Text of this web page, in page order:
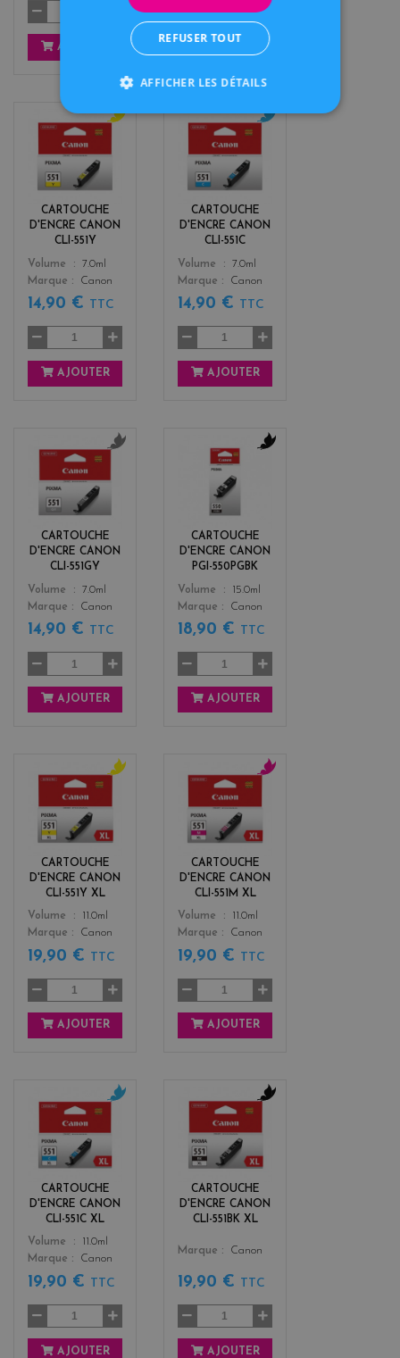
AJOUTER
CARTOUCHE
D'ENCRE CANON
CLI-551Y
Color
e
o
w
Volume
7.0ml
Marque
Canon
14,90 € TTC
AJOUTER
CARTOUCHE
D'ENCRE CANON
CLI-551C
Color
y
Volume
7.0ml
Marque
Canon
14,90 € TTC
AJOUTER
CARTOUCHE
D'ENCRE CANON
CLI-551GY
Color
r
Volume
7.0ml
Marque
Canon
14,90 € TTC
AJOUTER
CARTOUCHE
D'ENCRE CANON
PGI-550PGBK
Color
k
Volume
15.0ml
Marque
Canon
18,90 € TTC
AJOUTER
CARTOUCHE
D'ENCRE CANON
CLI-551Y XL
Color
e
l
o
w
Volume
11.0ml
Marque
Canon
19,90 € TTC
AJOUTER
CARTOUCHE
D'ENCRE CANON
CLI-551M XL
Color
a
e
n
t
Volume
11.0ml
Marque
Canon
19,90 € TTC
AJOUTER
CARTOUCHE
D'ENCRE CANON
CLI-551C XL
Color
y
n
Volume
11.0ml
Marque
Canon
19,90 € TTC
AJOUTER
CARTOUCHE
D'ENCRE CANON
CLI-551BK XL
Color
l
c
k
Marque Canon
19,90 € TTC
AJOUTER
REFUSER TOUT
AFFICHER LES DÉTAILS